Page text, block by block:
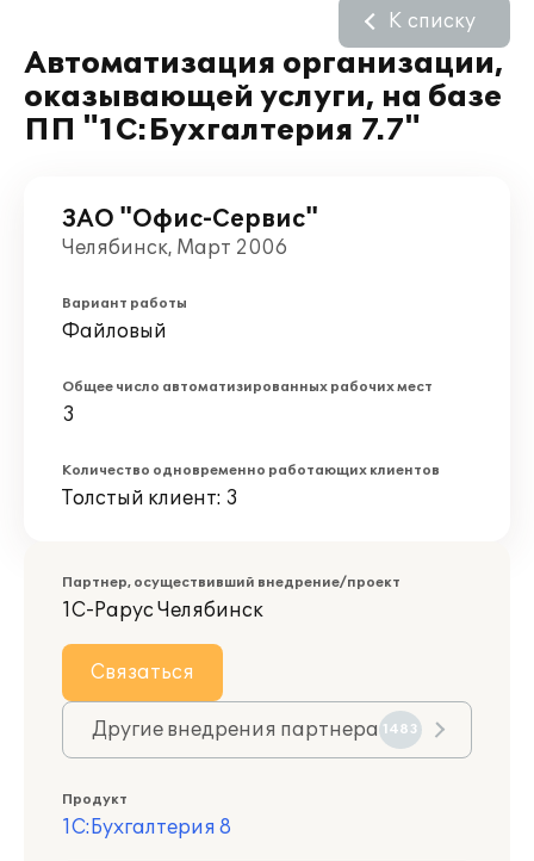
Автоматизация организации,
оказывающей услуги, на базе
ПП "1С:Бухгалтерия 7.7"
К списку
ЗАО "Офис-Сервис"
Челябинск, Март 2006
Вариант работы
Файловый
Общее число автоматизированных рабочих мест
3
Количество одновременно работающих клиентов
Толстый клиент: 3
Партнер, осуществивший внедрение/проект
1С-Рарус Челябинск
Связаться
Другие внедрения партнера 1483
Продукт
1С:Бухгалтерия 8